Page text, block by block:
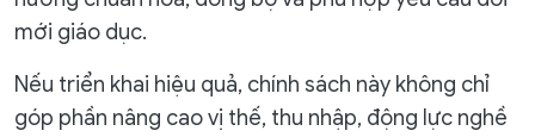
mới giáo dục.
Nếu triển khai hiệu quả, chính sách này không chỉ
góp phần nâng cao vị thế, thu nhập, động lực nghề